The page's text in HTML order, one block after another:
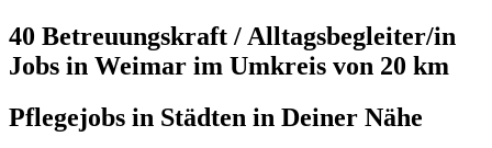
40 Betreuungskraft / Alltagsbegleiter/in
Jobs in Weimar im Umkreis von 20 km
Pflegejobs in Städten in Deiner Nähe